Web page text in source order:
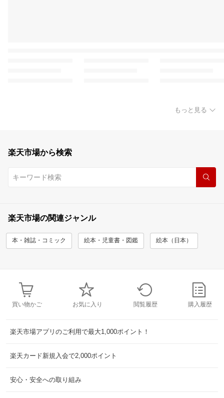
もっと見る
楽天市場から検索
楽天市場の関連ジャンル
本・雑誌・コミック 絵本・児童書・図鑑 絵本（日本）
買い物かご お気に入り 閲覧履歴 購入履歴
楽天市場アプリのご利用で最大1,000ポイント！
楽天カード新規入会で2,000ポイント
安心・安全への取り組み